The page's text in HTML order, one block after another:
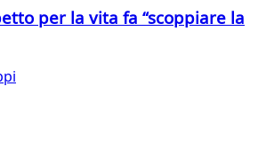
per la vita fa “scoppiare la